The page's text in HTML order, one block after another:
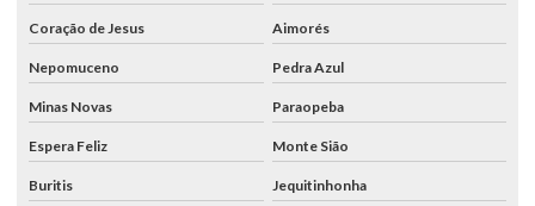
Coração de Jesus Aimorés
Nepomuceno Pedra Azul
Minas Novas Paraopeba
Espera Feliz Monte Sião
Buritis Jequitinhonha